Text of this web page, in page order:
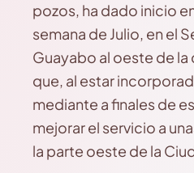
pozos, ha dado inicio
semana de Julio, en el
Guayabo al oeste de la
que, al estar
mediante a finales de
mejorar el servicio a
la parte oeste de la